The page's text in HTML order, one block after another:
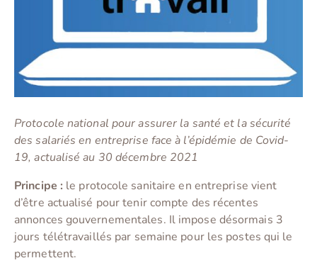
Protocole national pour assurer la santé et la sécurité
des salariés en entreprise face à l’épidémie de Covid-
19, actualisé au 30 décembre 2021
Principe : le protocole sanitaire en entreprise vient
d’être actualisé pour tenir compte des récentes
annonces gouvernementales. Il impose désormais 3
jours télétravaillés par semaine pour les postes qui le
permettent.